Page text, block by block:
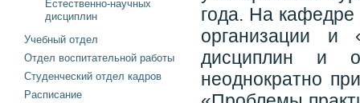
года. На
организации и
дисциплин и
неоднократно
Естественно-научных
дисциплин
Учебный отдел
Отдел воспитательной работы
Студенческий отдел кадров
Расписание